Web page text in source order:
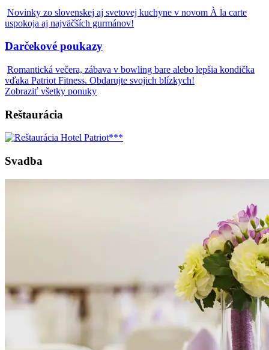
Novinky zo slovenskej aj svetovej kuchyne v novom À la carte
uspokoja aj najväčších gurmánov!
Darčekové poukazy
Romantická večera, zábava v bowling bare alebo lepšia kondička
vďaka Patriot Fitness. Obdarujte svojich blízkych!
Zobraziť všetky ponuky
Reštaurácia
Svadba